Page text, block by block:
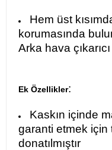
Hem üst
korumasında
Arka hava çıkarıcı
Ek Özellikler:
Kaskın içinde
garanti etmek için
donatılmıştır